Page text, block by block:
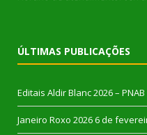
ÚLTIMAS PUBLICAÇÕES
Editais Aldir Blanc 2026 – PNAB
Janeiro Roxo 2026 6 de